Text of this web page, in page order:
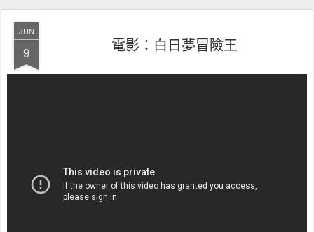
JUN
9 電影：白日夢冒險王